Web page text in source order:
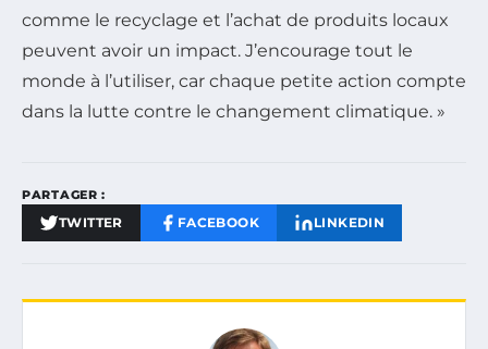
comme le recyclage et l’achat de produits locaux
peuvent avoir un impact. J’encourage tout le
monde à l’utiliser, car chaque petite action compte
dans la lutte contre le changement climatique. »
PARTAGER :
TWITTER FACEBOOK LINKEDIN